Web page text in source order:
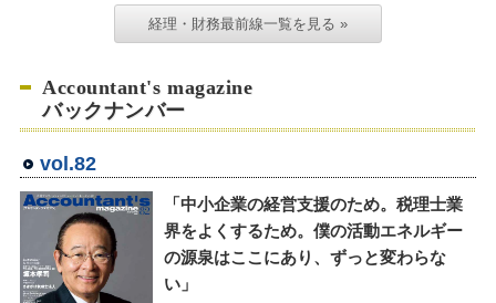
経理・財務最前線一覧を見る »
Accountant's magazine
バックナンバー
vol.82
「中小企業の経営支援のため。税理士業
界をよくするため。僕の活動エネルギー
の源泉はここにあり、ずっと変わらな
い」